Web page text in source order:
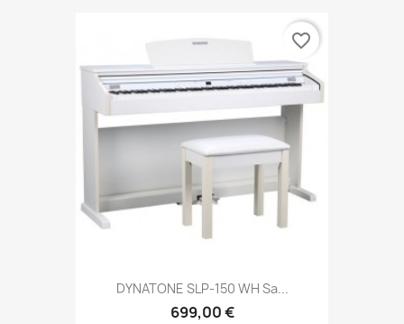
DYNATONE SLP-150 WH Sa...
699,00 €
favorite_border